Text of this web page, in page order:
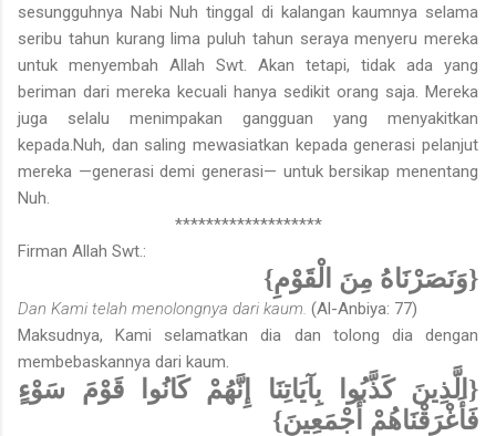
sesungguh­nya Nabi Nuh tinggal di kalangan kaumnya selama
seribu tahun kurang lima puluh tahun seraya menyeru mereka
untuk menyembah Allah Swt. Akan tetapi, tidak ada yang
beriman dari mereka kecuali hanya sedikit orang saja. Mereka
juga selalu menimpakan gangguan yang menyakitkan
kepada.Nuh, dan saling mewasiatkan kepada generasi pelanjut
mereka —generasi demi generasi— untuk bersikap menentang
Nuh.
*******************
Firman Allah Swt.:
{وَنَصَرْنَاهُ مِنَ الْقَوْمِ}
Dan Kami telah menolongnya dari kaum. (Al-Anbiya: 77)
Maksudnya, Kami selamatkan dia dan tolong dia dengan
membebaskannya dari kaum.
{الَّذِينَ كَذَّبُوا بِآيَاتِنَا إِنَّهُمْ كَانُوا قَوْمَ سَوْءٍ
فَأَغْرَقْنَاهُمْ أَجْمَعِينَ}